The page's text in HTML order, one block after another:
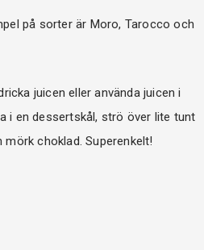
på sorter är Moro, Tarocco och
juicen eller använda juicen i
i en dessertskål, strö över lite tunt
choklad. Superenkelt!